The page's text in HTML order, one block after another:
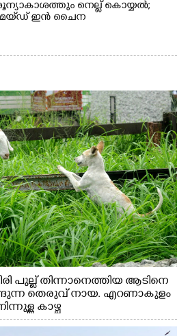
നെല്ല് കൊയ്യൽ;
ഇൻ ചൈന
പുല്ല് തിന്നാനെത്തിയ ആടിനെ
തെരുവ് നായ. എറണാകുളം
കാഴ്ച